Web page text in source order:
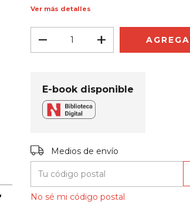
Ver más detalles
E-book disponible
Entregas para el CP:
Medios de envío
No sé mi código postal